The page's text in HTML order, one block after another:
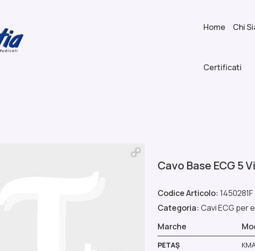
Home Chi
Certificati
Cavo Base ECG 5
Codice Articolo: 1450281F
Categoria: Cavi ECG per
Marche
PETAŞ